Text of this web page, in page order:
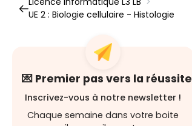
UE 2 : Biologie cellulaire - Histologie
💌 Premier pas vers la réussite
Inscrivez-vous à notre newsletter !
Chaque semaine dans votre boite